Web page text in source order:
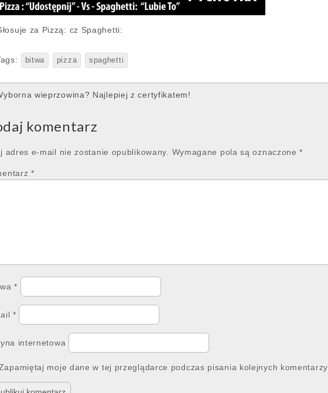
za Pizzą: cz Spaghetti:
bitwa pizza spaghetti
wieprzowina? Najlepiej z certyfikatem!
komentarz
adres e-mail nie zostanie opublikowany. Wymagane pola są oznaczone*
*
*
*
internetowa
moje dane w tej przeglądarce podczas pisania kolejnych komentarzy.